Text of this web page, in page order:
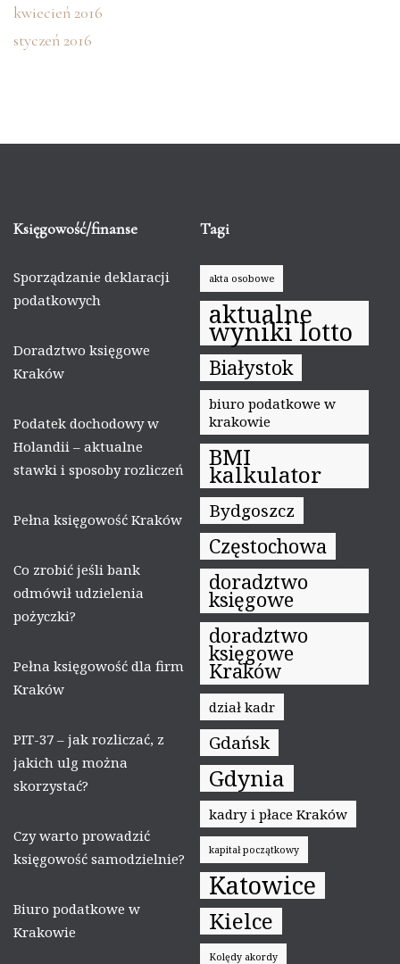
kwiecień 2016
styczeń 2016
Księgowość/finanse
Sporządzanie deklaracji
podatkowych
Doradztwo księgowe
Kraków
Podatek dochodowy w
Holandii – aktualne
stawki i sposoby rozliczeń
Pełna księgowość Kraków
Co zrobić jeśli bank
odmówił udzielenia
pożyczki?
Pełna księgowość dla firm
Kraków
PIT-37 – jak rozliczać, z
jakich ulg można
skorzystać?
Czy warto prowadzić
księgowość samodzielnie?
Biuro podatkowe w
Krakowie
Tagi
akta osobowe
aktualne
wyniki lotto
Białystok
biuro podatkowe w
krakowie
BMI
kalkulator
Bydgoszcz
Częstochowa
doradztwo
księgowe
doradztwo
księgowe
Kraków
dział kadr
Gdańsk
Gdynia
kadry i płace Kraków
kapitał początkowy
Katowice
Kielce
Kolędy akordy